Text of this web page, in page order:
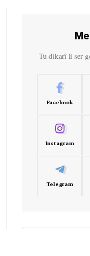
Tu dikarî li ser
Facebook
Instagram
Telegram